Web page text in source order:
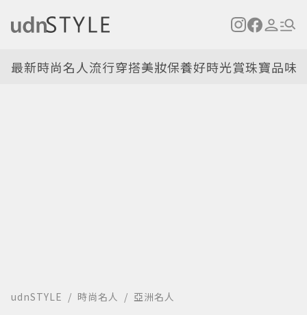
最新時尚名人流行穿搭美妝保養好時光賞珠寶品味
udnSTYLE 時尚名人 亞洲名人